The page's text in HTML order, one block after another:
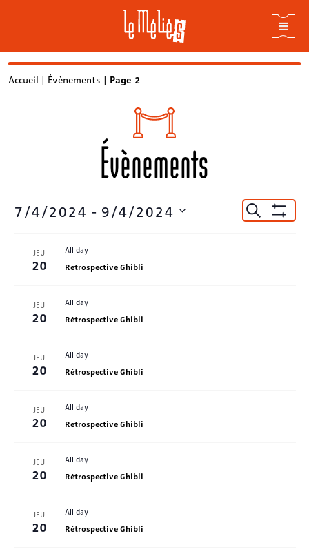
SkipAccueil | Évènements | Page 2
Évènements
Recherche
Montrer
7/4/2024 - 9/4/2024
date
JEU
20
All day
Rétrospective Ghibli
JEU
20
All day
Rétrospective Ghibli
JEU
20
All day
Rétrospective Ghibli
JEU
20
All day
Rétrospective Ghibli
JEU
20
All day
Rétrospective Ghibli
JEU
20
All day
Rétrospective Ghibli